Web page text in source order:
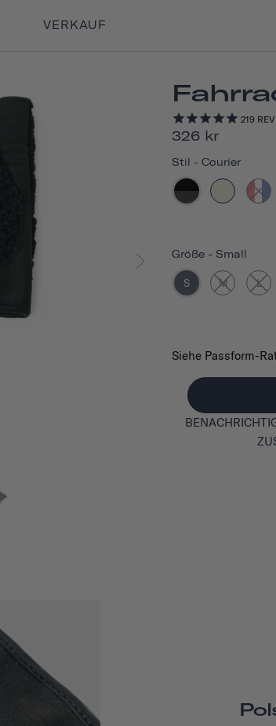
VERKAUF
219
326 kr
Stil - Courier
Größe - Small
S M L
Siehe Passform-